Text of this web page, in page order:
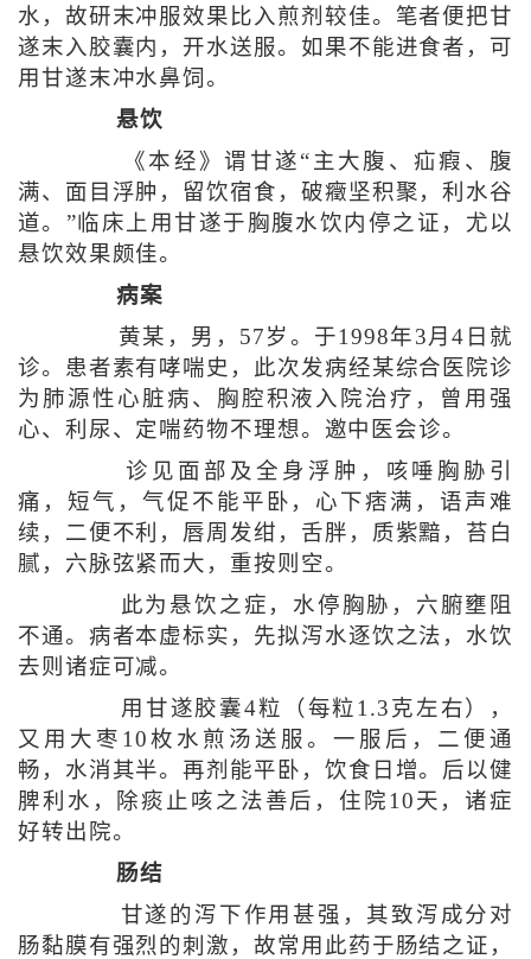
水，故研末冲服效果比入煎剂较佳。笔者便把甘
遂末入胶囊内，开水送服。如果不能进食者，可
用甘遂末冲水鼻饲。
悬饮
《本经》谓甘遂“主大腹、疝瘕、腹
满、面目浮肿，留饮宿食，破癥坚积聚，利水谷
道。”临床上用甘遂于胸腹水饮内停之证，尤以
悬饮效果颇佳。
病案
黄某，男，57岁。于1998年3月4日就
诊。患者素有哮喘史，此次发病经某综合医院诊
为肺源性心脏病、胸腔积液入院治疗，曾用强
心、利尿、定喘药物不理想。邀中医会诊。
诊见面部及全身浮肿，咳唾胸胁引
痛，短气，气促不能平卧，心下痞满，语声难
续，二便不利，唇周发绀，舌胖，质紫黯，苔白
腻，六脉弦紧而大，重按则空。
此为悬饮之症，水停胸胁，六腑壅阻
不通。病者本虚标实，先拟泻水逐饮之法，水饮
去则诸症可减。
用甘遂胶囊4粒（每粒1.3克左右），
又用大枣10枚水煎汤送服。一服后，二便通
畅，水消其半。再剂能平卧，饮食日增。后以健
脾利水，除痰止咳之法善后，住院10天，诸症
好转出院。
肠结
甘遂的泻下作用甚强，其致泻成分对
肠黏膜有强烈的刺激，故常用此药于肠结之证，